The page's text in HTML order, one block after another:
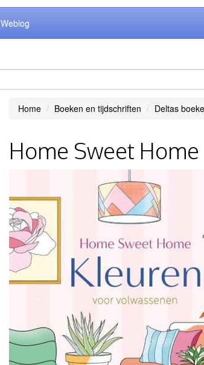
Weblog
Home Boeken en tijdschriften Deltas
Home Sweet